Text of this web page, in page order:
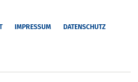
IMPRESSUM DATENSCHUTZ